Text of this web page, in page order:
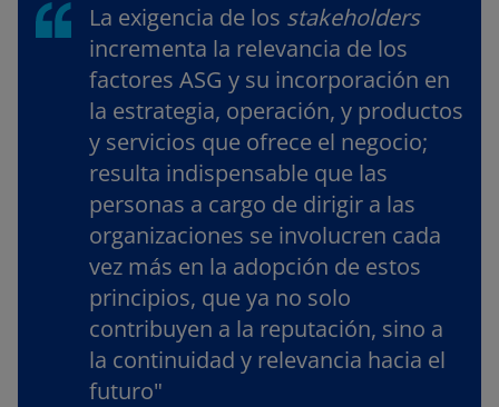
La exigencia de los stakeholders
incrementa la relevancia de los
factores ASG y su incorporación en
la estrategia, operación, y productos
y servicios que ofrece el negocio;
resulta indispensable que las
personas a cargo de dirigir a las
organizaciones se involucren cada
vez más en la adopción de estos
principios, que ya no solo
contribuyen a la reputación, sino a
la continuidad y relevancia hacia el
futuro"